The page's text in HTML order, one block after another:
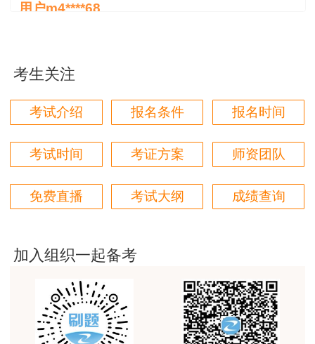
用户m4****68
用户m4****68
本门课程老师讲的很细致，每个章节都讲到位了。特
别是财务评价那个章节，深入浅出，强化训练，效果
用户m5****88
全网咨询考试讲课最好的老师，我们同事好几个都是
听他的课过的！
客户回复迅速，热心解答，购买体验很不错。
讲得好
用户m0****66
考生关注
考试介绍 报名条件 报名时间
考试时间 考证方案 师资团队
免费直播 考试大纲 成绩查询
加入组织一起备考